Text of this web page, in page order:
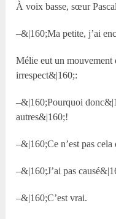
À voix basse, sœur
–&|160;Ma petite, j’ai
Mélie eut un mouvement
irrespect&|160;:
–&|160;Pourquoi
autres&|160;!
–&|160;Ce n’est pas
–&|160;J’ai pas
–&|160;C’est vrai.